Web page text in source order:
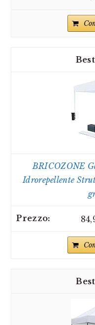
BRICOZONE
Idrorepellente